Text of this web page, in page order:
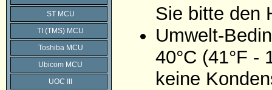
ST MCU
TI (TMS) MCU
Toshiba MCU
Ubicom MCU
UOC III
Sie bitte den
Umwelt-
40°C (41°F -
keine